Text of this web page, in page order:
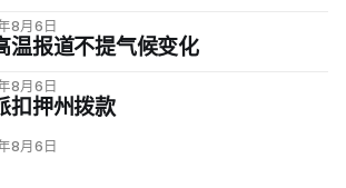
8月6日
温报道不提气候变化
8月6日
扣押州拨款
8月6日